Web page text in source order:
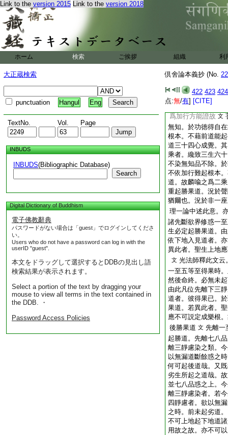
Link to the version 2015 Link to the version 2018
ホーム 検索 ご挨拶 組織 利
大正蔵検索
punctuation Hangul Eng
TextNo. Vol. Page
INBUDS
INBUDS(Bibliographic Database)
Search
Digital Dictionary of Buddhism
電子佛教辭典
パスワードがない場合は「guest」でログインしてくださ
い。
Users who do not have a password can log in with the
userID "guest".
本文をドラッグして選択するとDDBの見出し語
検索結果が表示されます。
Select a portion of the text by dragging your
mouse to view all terms in the text contained in
the DDB. ・
Password Access Policies
倶舍論本義抄 (No.
422 423 424
点:無/有] [CITE]
勝果道。不起自餘
雖一座成覺之類。
之上起勝果道亦猶
上之惑。寧可有不
正理論中云。諸有
者。唯除菩薩餘亦
得無漏得。彼皆必
現前故 文 又云。謂
超間。起諸對治道
爲加行方能證故 文
無知。於功徳得自
根本。不藉前道能
道三十四心成覺。
乘者。纔致三生六
不染無知品不除。
不依加行難起根本
道。故麟喩之爲二
重起勝果道。況於
猶爾也。況於非一
理一論中述此意。
諸先斷欲界修惑一
生必定起勝果道。
依下地入見道者。
異此者。聖生上地
文 光法師釋此文云
一至五等至得果時
然後命終。必無未
由此凡位先離下三
道者。彼得果已。
果道。若異此者。
應不可説定成樂根
後勝果道 文 先離一
起勝道。先離七八
離三靜慮染之類。
以無漏道斷餘惑之
何可起後道哉。又
劣生所起之道哉。
並七八品惑之上。
離三靜慮染者。若
四靜慮者。欲以無
之時。前未起劣道
不可上地起下地道
用故之故。亦不可